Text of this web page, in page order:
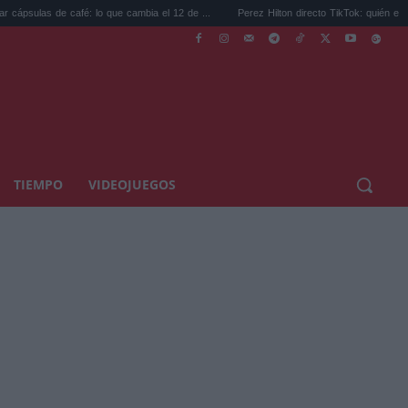
lo que cambia el 12 de ... Perez Hilton directo TikTok: quién es el bloguero ...
TIEMPO VIDEOJUEGOS